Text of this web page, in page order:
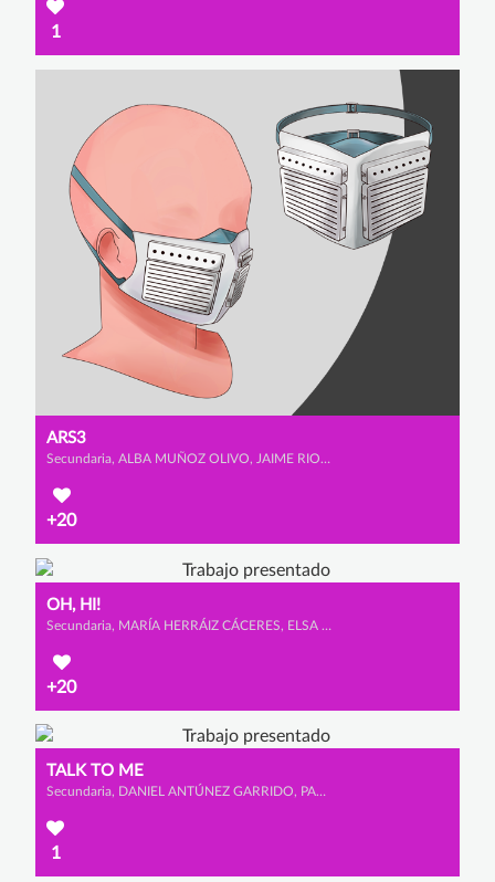
1
ARS3
Secundaria, ALBA MUÑOZ OLIVO, JAIME RIOS URBANO y IRENE SAINZ ALCALA
+20
OH, HI!
Secundaria, MARÍA HERRÁIZ CÁCERES, ELSA CALVET MARTÍNEZ y AMAIA ROSA AYERDI
+20
TALK TO ME
Secundaria, DANIEL ANTÚNEZ GARRIDO, PABLO MARTÍN BRAVO y PABLO TABOADA GONZÁLEZ
1